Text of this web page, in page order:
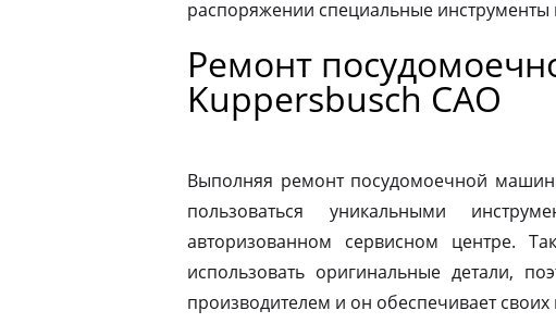
распоряжении специальные
Ремонт
Kuppersbusch САО
Выполняя ремонт посудомоечной
пользоваться уникальными
авторизованном сервисном центре.
использовать оригинальные детали,
производителем и он обеспечивает